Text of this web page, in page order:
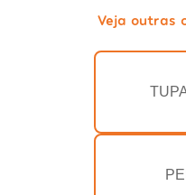
Veja outras